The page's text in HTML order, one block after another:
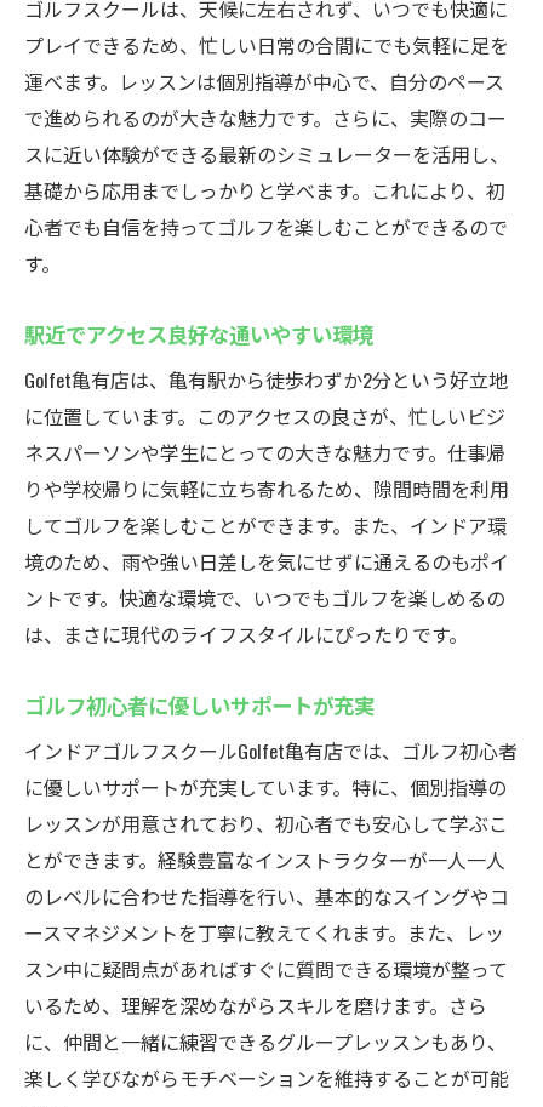
ゴルフスクールは、天候に左右されず、いつでも快適に
プレイできるため、忙しい日常の合間にでも気軽に足を
運べます。レッスンは個別指導が中心で、自分のペース
で進められるのが大きな魅力です。さらに、実際のコー
スに近い体験ができる最新のシミュレーターを活用し、
基礎から応用までしっかりと学べます。これにより、初
心者でも自信を持ってゴルフを楽しむことができるので
す。
駅近でアクセス良好な通いやすい環境
Golfet亀有店は、亀有駅から徒歩わずか2分という好立地
に位置しています。このアクセスの良さが、忙しいビジ
ネスパーソンや学生にとっての大きな魅力です。仕事帰
りや学校帰りに気軽に立ち寄れるため、隙間時間を利用
してゴルフを楽しむことができます。また、インドア環
境のため、雨や強い日差しを気にせずに通えるのもポイ
ントです。快適な環境で、いつでもゴルフを楽しめるの
は、まさに現代のライフスタイルにぴったりです。
ゴルフ初心者に優しいサポートが充実
インドアゴルフスクールGolfet亀有店では、ゴルフ初心者
に優しいサポートが充実しています。特に、個別指導の
レッスンが用意されており、初心者でも安心して学ぶこ
とができます。経験豊富なインストラクターが一人一人
のレベルに合わせた指導を行い、基本的なスイングやコ
ースマネジメントを丁寧に教えてくれます。また、レッ
スン中に疑問点があればすぐに質問できる環境が整って
いるため、理解を深めながらスキルを磨けます。さら
に、仲間と一緒に練習できるグループレッスンもあり、
楽しく学びながらモチベーションを維持することが可能